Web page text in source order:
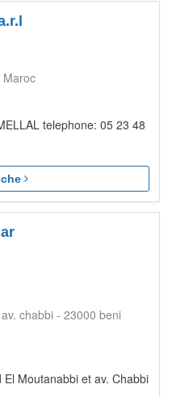
Maroc
telephone: 05 23 48
chabbi - 23000 beni
Moutanabbi et av. Chabbi